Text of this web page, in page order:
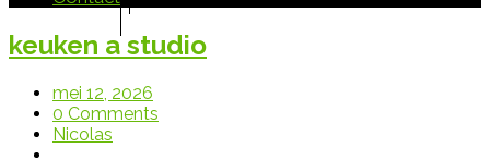
keuken a studio
mei 12, 2026
0 Comments
Nicolas